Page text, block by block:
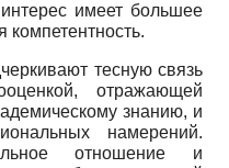
имеет большее
компетентность.
тесную связь
отражающей
знанию, и
намерений.
отношение и